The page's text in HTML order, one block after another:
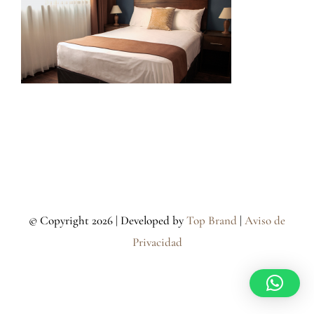
© Copyright2026 | Developed byTop Brand | Aviso de
Privacidad